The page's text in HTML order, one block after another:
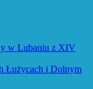
w Lubaniu z XIV
Łużycach i Dolnym